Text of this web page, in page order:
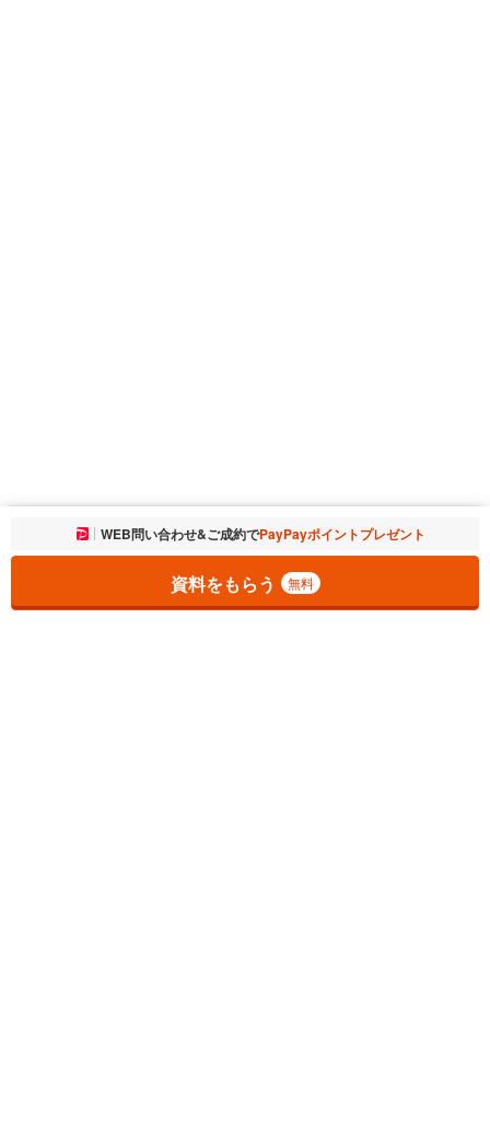
お気に入りに追加しました。 一覧を開く
WEB問い合わせ&ご成約でPayPayポイントプレゼント
資料をもらう 無料